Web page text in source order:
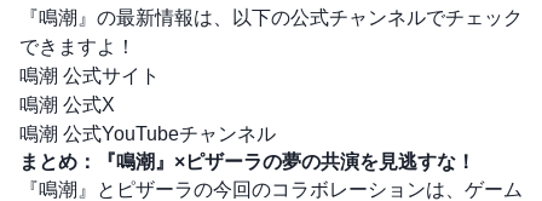
『鳴潮』の最新情報は、以下の公式チャンネルでチェック
できますよ！
鳴潮 公式サイト
鳴潮 公式X
鳴潮 公式YouTubeチャンネル
まとめ：『鳴潮』×ピザーラの夢の共演を見逃すな！
『鳴潮』とピザーラの今回のコラボレーションは、ゲーム